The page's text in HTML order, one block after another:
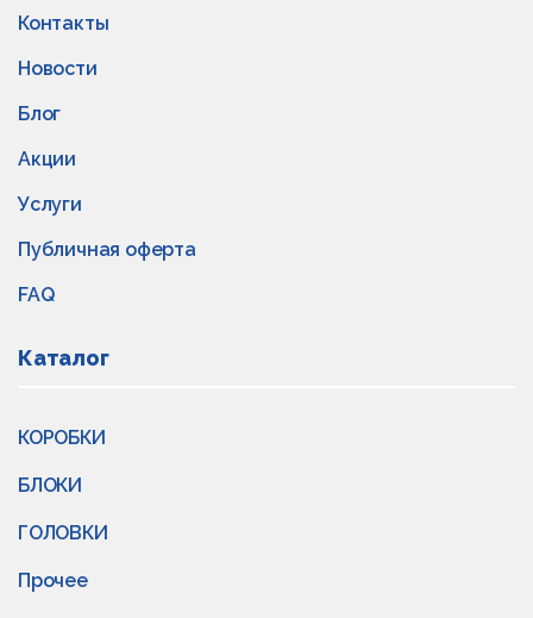
Контакты
Новости
Блог
Акции
Услуги
Публичная оферта
FAQ
Каталог
КОРОБКИ
БЛОКИ
ГОЛОВКИ
Прочее